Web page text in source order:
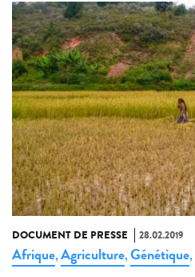
DOCUMENT DE PRESSE 28.02.2019
Afrique,Agriculture,Génétique,